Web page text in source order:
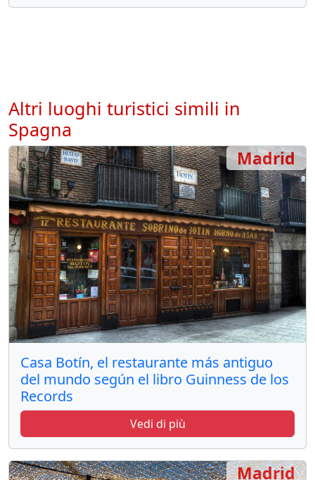
Altri luoghi turistici simili in
Spagna
Casa Botín, el restaurante más antiguo
del mundo según el libro Guinness de los
Records
Vedi di più
Madrid
Madrid